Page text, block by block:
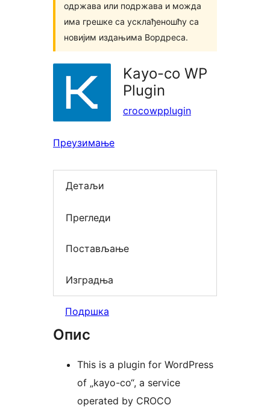
одржава или подржава и можда
има грешке са усклађеношћу са
новијим издањима Вордреса.
Kayo-co WP
Plugin
crocowpplugin
Преузимање
Детаљи
Прегледи
Постављање
Изградња
Подршка
Опис
This is a plugin for WordPress
of „kayo-co“, a service
operated by CROCO